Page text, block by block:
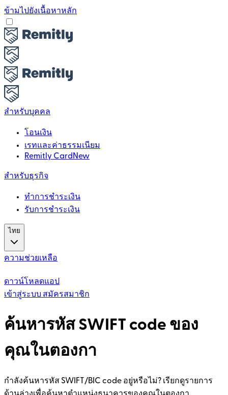
ข้ามไปยังเนื้อหาหลัก
สำหรับบุคคล
โอนเงิน
เรทและค่าธรรมเนียม
Remitly Card New
สำหรับธุรกิจ
ทำการชำระเงิน
รับการชำระเงิน
ไทย
ความช่วยเหลือ
ดาวน์โหลดแอป
เข้าสู่ระบบ สมัครสมาชิก
ค้นหารหัส SWIFT code ของ
คุณในตองกา
กำลังค้นหารหัส SWIFT/BIC code อยู่หรือไม่? เรียกดูรายการ